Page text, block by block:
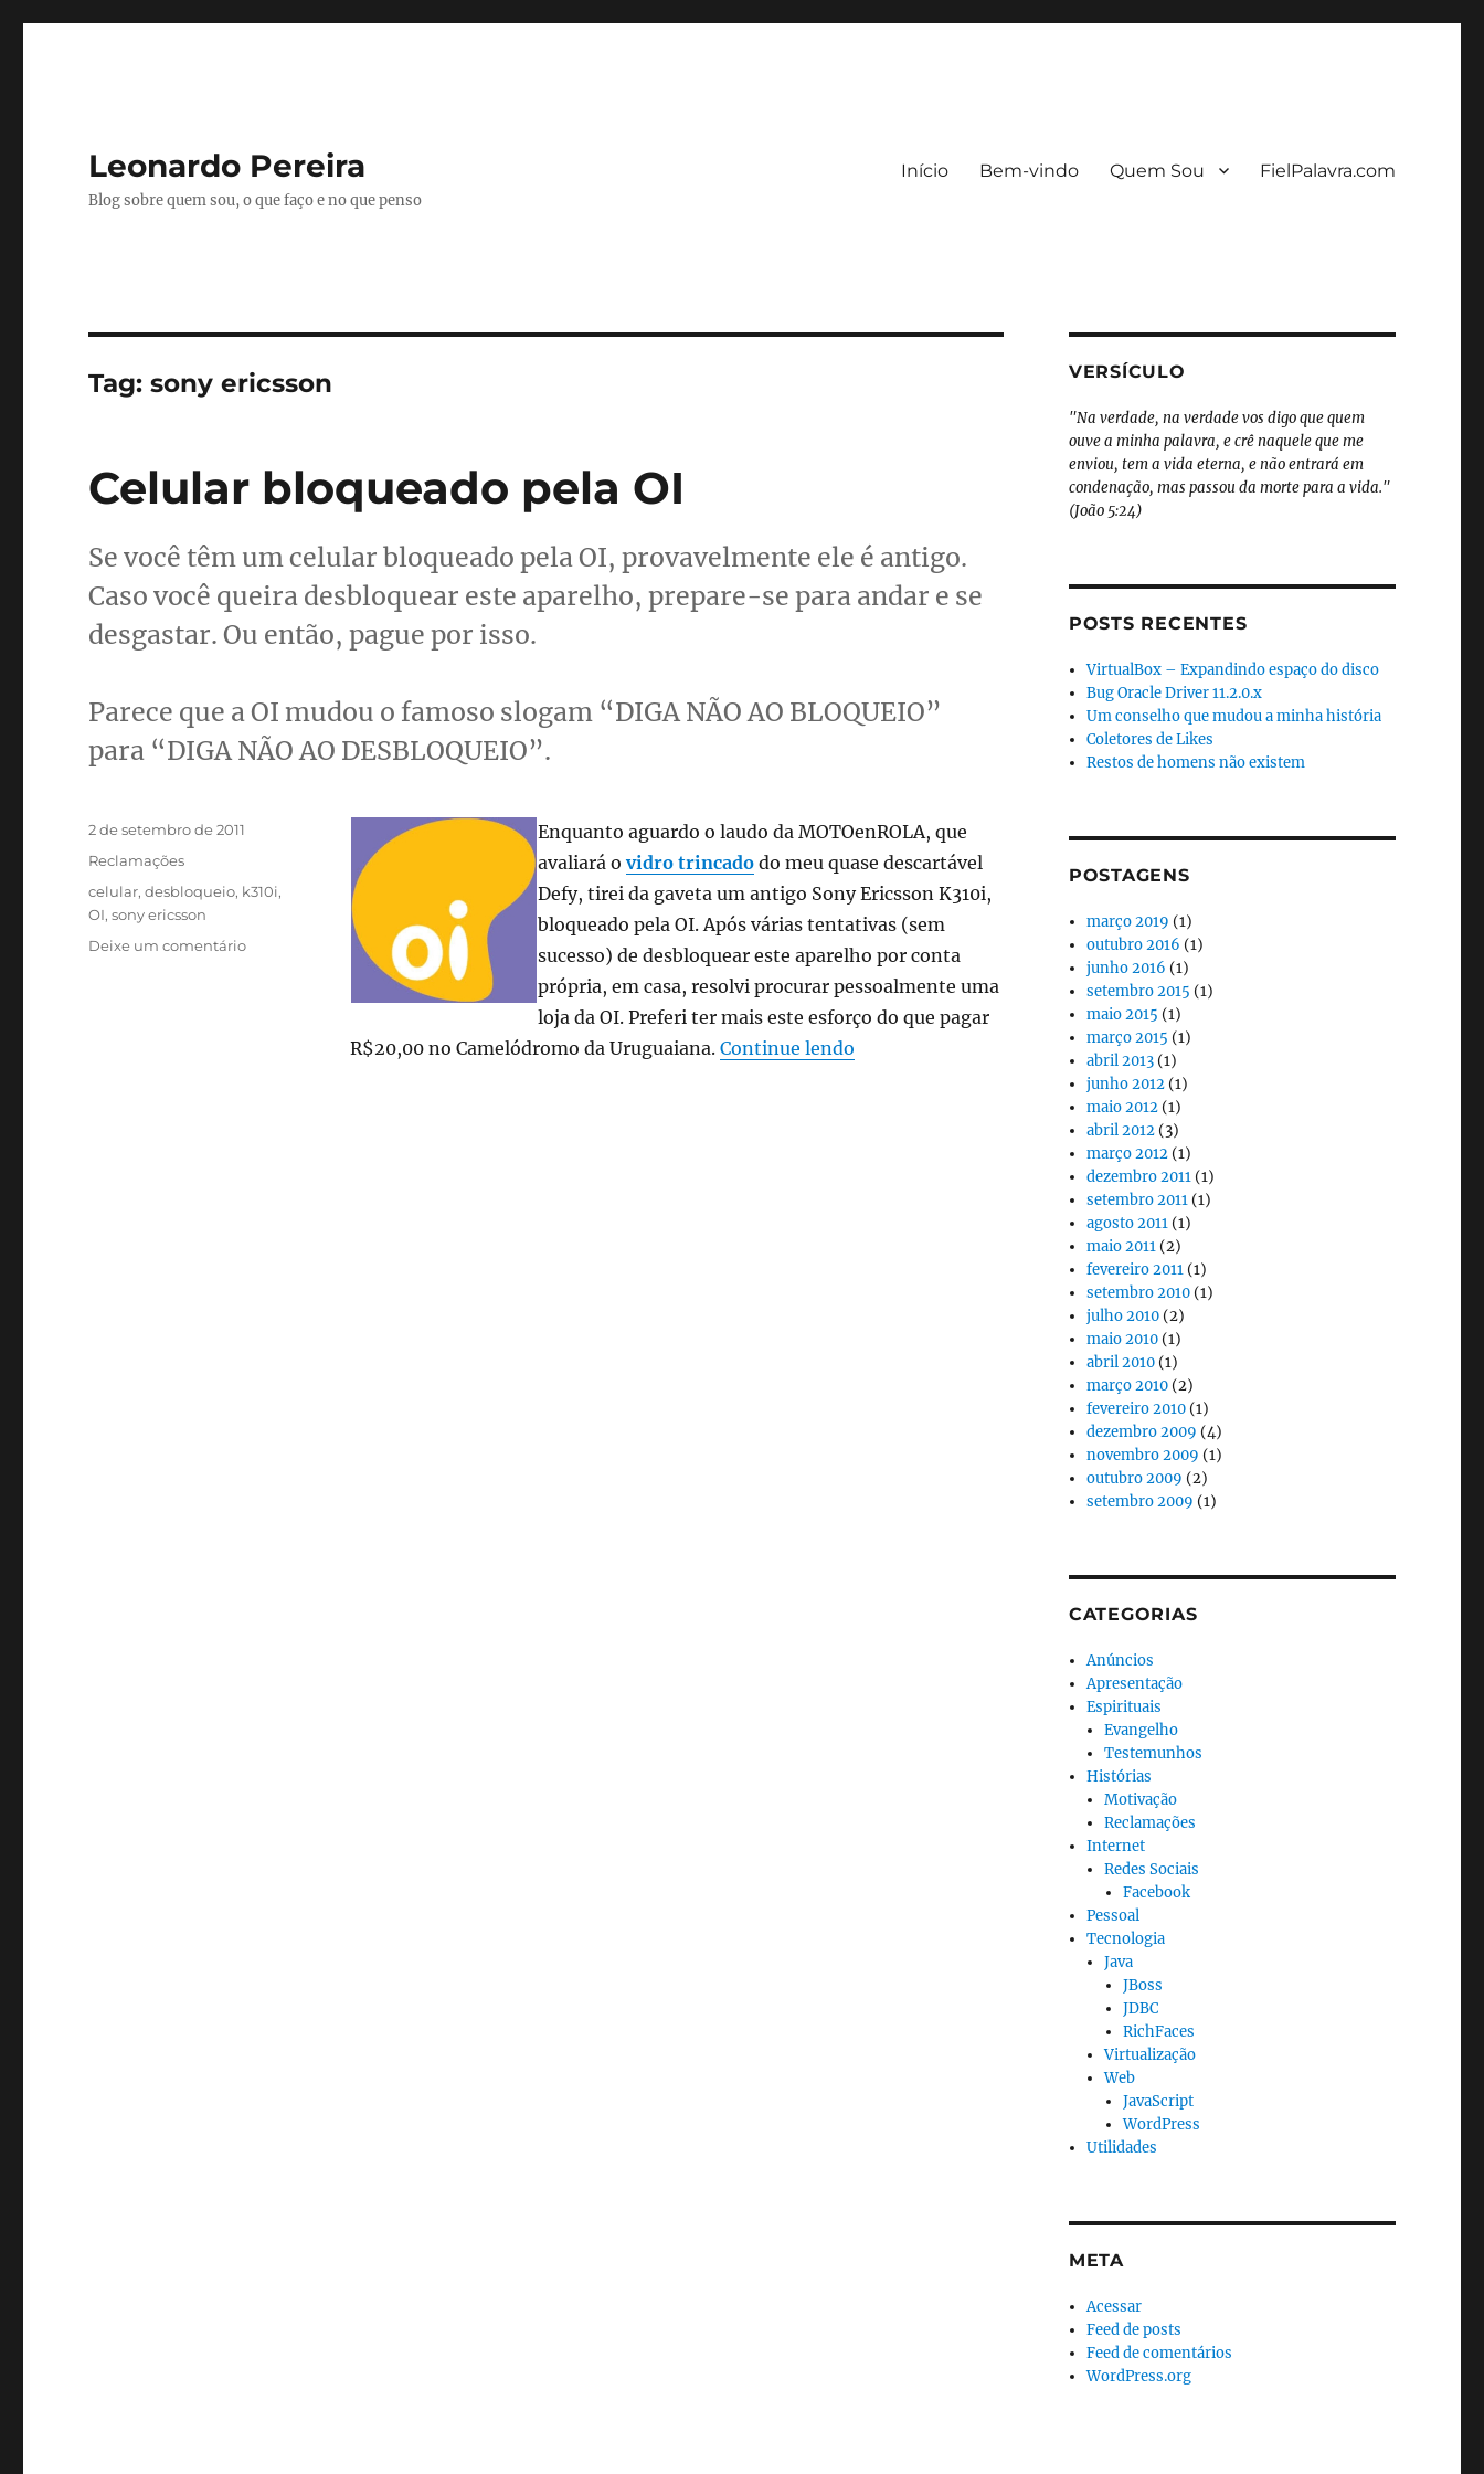
Leonardo Pereira
Blog sobre quem sou, o que faço e no que penso
Início Bem-vindo Quem Sou FielPalavra.com
Tag:sony ericsson
Celular bloqueado pela OI
Se você têm um celular bloqueado pela OI, provavelmente ele é antigo.
Caso você queira desbloquear este aparelho, prepare-se para andar e se
desgastar. Ou então, pague por isso.
Parece que a OI mudou o famoso slogam “DIGA NÃO AO BLOQUEIO”
para “DIGA NÃO AO DESBLOQUEIO”.
Enquanto aguardo o laudo da MOTOenROLA, que
avaliará ovidro trincadodo meu quase descartável
Defy, tirei da gaveta um antigo Sony Ericsson K310i,
bloqueado pela OI. Após várias tentativas (sem
sucesso) de desbloquear este aparelho por conta
própria, em casa, resolvi procurar pessoalmente uma
loja da OI. Preferi ter mais este esforço do que pagar
R$20,00 no Camelódromo da Uruguaiana. Continue lendo“Celular bloqueado pela OI”
Publicado
2 de setembro de 2011
Categorias
Reclamações
Tags
celular,desbloqueio, k310i,
OI,sony ericsson
Deixe um comentárioem
VERSÍCULO
"Na verdade, na verdade vos digo que quem
ouve a minha palavra, e crê naquele que me
enviou, tem a vida eterna, e não entrará em
condenação, mas passou da morte para a vida."
(João 5:24)
POSTS RECENTES
VirtualBox – Expandindo espaço do disco
Bug Oracle Driver 11.2.0.x
Um conselho que mudou a minha história
Coletores de Likes
Restos de homens não existem
POSTAGENS
março 2019 (1)
outubro 2016 (1)
junho 2016 (1)
setembro 2015 (1)
maio 2015 (1)
março 2015 (1)
abril 2013 (1)
junho 2012 (1)
maio 2012 (1)
abril 2012 (3)
março 2012 (1)
dezembro 2011 (1)
setembro 2011 (1)
agosto 2011 (1)
maio 2011 (2)
fevereiro 2011 (1)
setembro 2010 (1)
julho 2010 (2)
maio 2010 (1)
abril 2010 (1)
março 2010 (2)
fevereiro 2010 (1)
dezembro 2009 (4)
novembro 2009 (1)
outubro 2009 (2)
setembro 2009 (1)
CATEGORIAS
Anúncios
Apresentação
Espirituais
Evangelho
Testemunhos
Histórias
Motivação
Reclamações
Internet
Redes Sociais
Facebook
Pessoal
Tecnologia
Java
JBoss
JDBC
RichFaces
Virtualização
Web
JavaScript
WordPress
Utilidades
META
Acessar
Feed de posts
Feed de comentários
WordPress.org